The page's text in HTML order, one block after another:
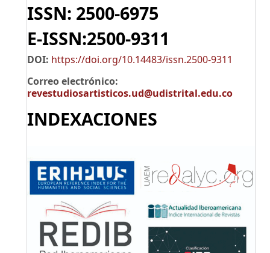
ISSN: 2500-6975
E-ISSN:2500-9311
DOI: https://doi.org/10.14483/issn.2500-9311
Correo electrónico:
revestudiosartisticos.ud@udistrital.edu.co
INDEXACIONES